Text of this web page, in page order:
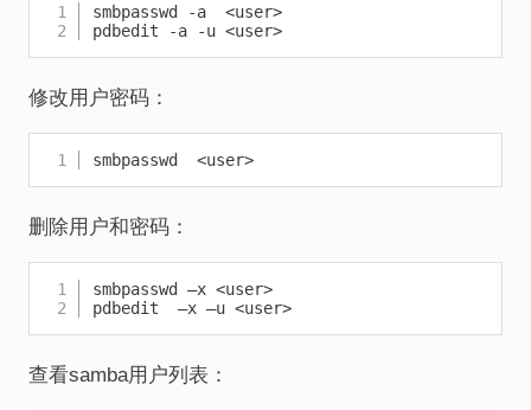
smbpasswd -a  <user>
pdbedit -a -u <user>
修改用户密码：
smbpasswd  <user>
删除用户和密码：
smbpasswd –x <user>
pdbedit  –x –u <user>
查看samba用户列表：